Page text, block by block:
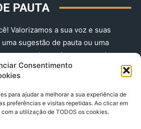
Consentimento
para ajudar a melhorar a sua experiência de
preferências e visitas repetidas. Ao clicar em
a utilização de TODOS os cookies.
PAUTA
Valorizamos a sua voz e suas
sugestão de pauta ou uma
ser contada, envie-nos agora!